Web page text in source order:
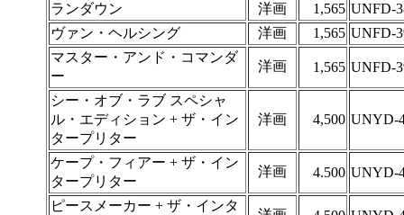
ランダウン 洋画 1,565 UNFD-
ヴァン・ヘルシング
洋画 1,565 UNFD-
マスター・アンド・コマンダ
ー
洋画 1,565 UNFD-
シー・オブ・ラブ スペシャ
ル・エディション + ザ・イン
タープリター
洋画 4,500 UNYD-
ケープ・フィアー + ザ・イン
タープリター
洋画 4.500 UNYD-
ピースメーカー + ザ・インタ